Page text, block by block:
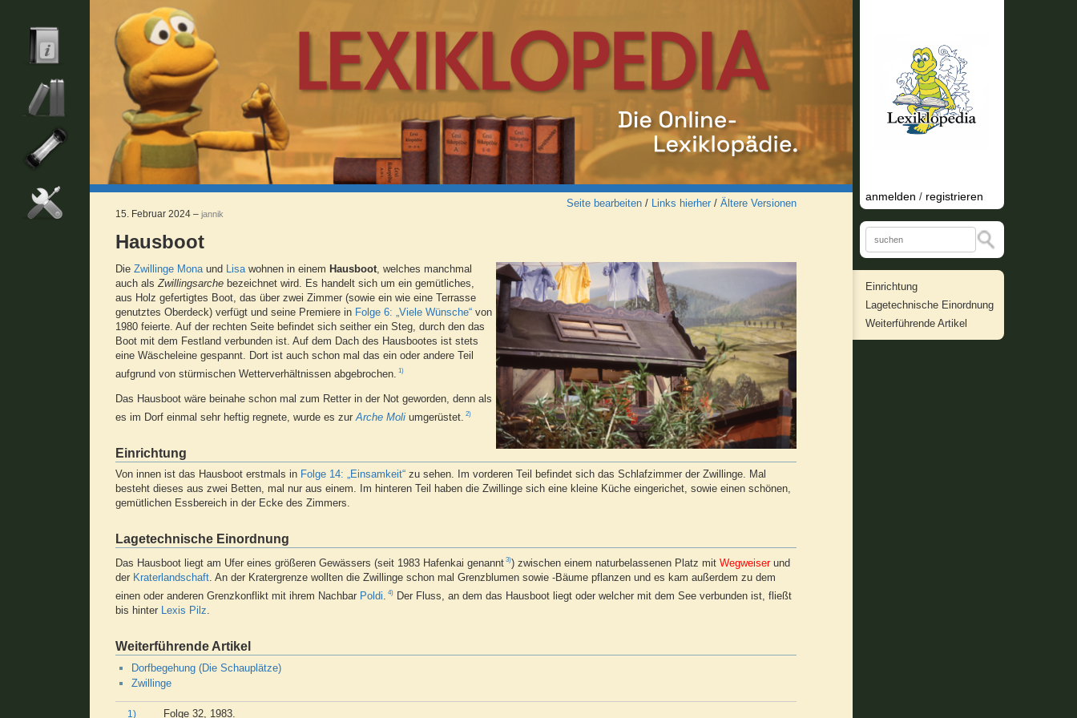
Seite bearbeiten / Links hierher / Ältere Versionen
15. Februar 2024 – jannik
Hausboot
Die Zwillinge Mona und Lisa wohnen in einem Hausboot , welches manchmal
auch als Zwillingsarche bezeichnet wird. Es handelt sich um ein gemütliches,
aus Holz gefertigtes Boot, das über zwei Zimmer (sowie ein wie eine Terrasse
genutztes Oberdeck) verfügt und seine Premiere in Folge 6: „Viele Wünsche“ von
1980 feierte. Auf der rechten Seite befindet sich seither ein Steg, durch den das
Boot mit dem Festland verbunden ist. Auf dem Dach des Hausbootes ist stets
eine Wäscheleine gespannt. Dort ist auch schon mal das ein oder andere Teil
aufgrund von stürmischen Wetterverhältnissen abgebrochen.
1)
Das Hausboot wäre beinahe schon mal zum Retter in der Not geworden, denn als
es im Dorf einmal sehr heftig regnete, wurde es zurArche Moli umgerüstet. 2)
Einrichtung
Von innen ist das Hausboot erstmals in Folge 14: „Einsamkeit“ zu sehen. Im vorderen Teil befindet sich das Schlafzimmer der Zwillinge. Mal
besteht dieses aus zwei Betten, mal nur aus einem. Im hinteren Teil haben die Zwillinge sich eine kleine Küche eingerichet, sowie einen schönen,
gemütlichen Essbereich in der Ecke des Zimmers.
Lagetechnische Einordnung
Das Hausboot liegt am Ufer eines größeren Gewässers (seit 1983 Hafenkai genannt 3)) zwischen einem naturbelassenen Platz mit Wegweiserund
der Kraterlandschaft. An der Kratergrenze wollten die Zwillinge schon mal Grenzblumen sowie -Bäume pflanzen und es kam außerdem zu dem
einen oder anderen Grenzkonflikt mit ihrem Nachbar Poldi. 4)Der Fluss, an dem das Hausboot liegt oder welcher mit dem See verbunden ist, fließt
bis hinter Lexis Pilz.
Weiterführende Artikel
Dorfbegehung (Die Schauplätze)
Zwillinge
1) Folge 32, 1983.
anmelden / registrieren
Einrichtung
Lagetechnische Einordnung
Weiterführende Artikel